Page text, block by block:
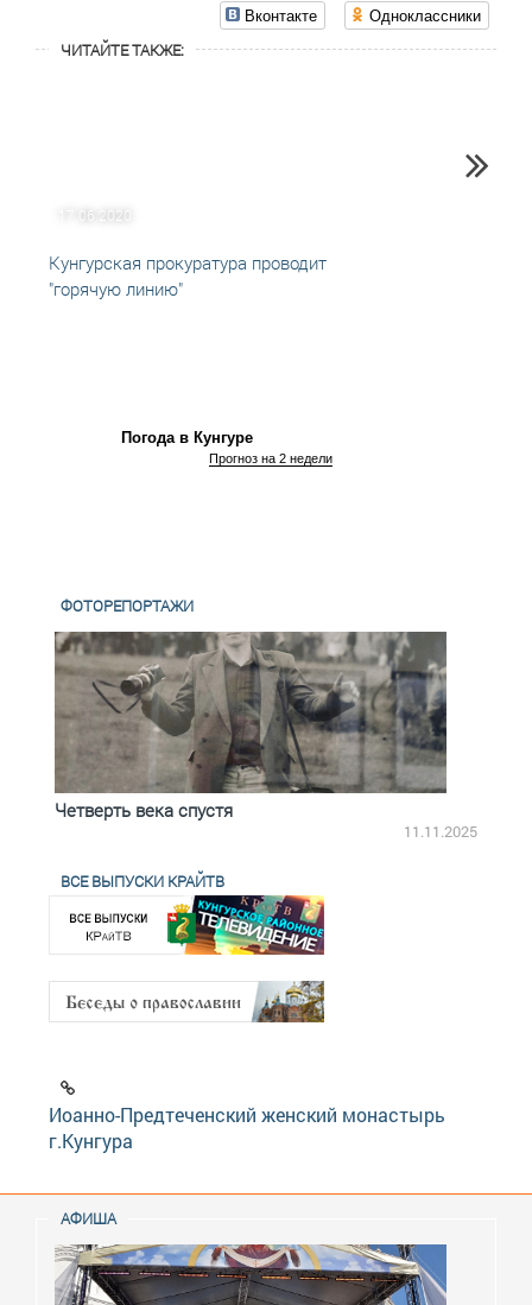
Вконтакте Одноклассники
ЧИТАЙТЕ ТАКЖЕ:
17.06.2020
Кунгурская прокуратура проводит
"горячую линию"
Погода в Кунгуре
Прогноз на 2 недели
ФОТОРЕПОРТАЖИ
Четверть века спустя
11.11.2025
ВСЕ ВЫПУСКИ КРАЙТВ
Иоанно-Предтеченский женский монастырь
г.Кунгура
АФИША